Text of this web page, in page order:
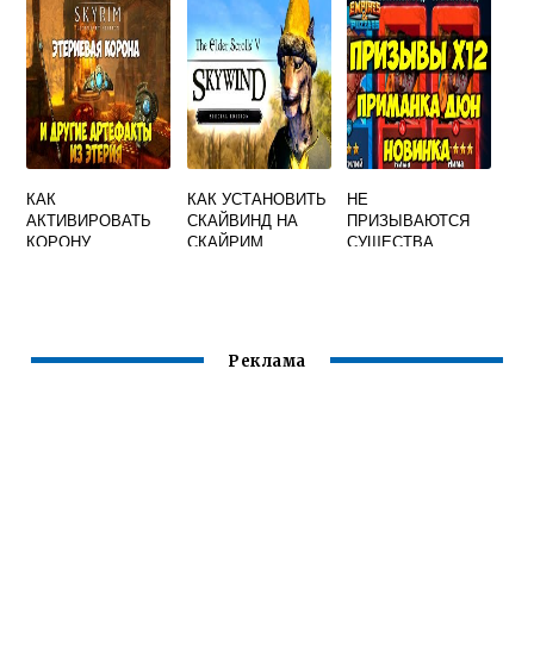
СКАЙРИМЕ
КАК
АКТИВИРОВАТЬ
КОРОНУ
КАК УСТАНОВИТЬ
СКАЙВИНД НА
СКАЙРИМ
НЕ
ПРИЗЫВАЮТСЯ
СУЩЕСТВА
Реклама